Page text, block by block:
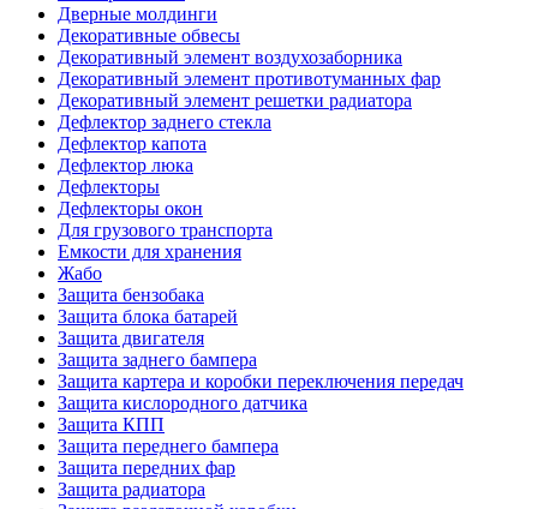
Дверные молдинги
Декоративные обвесы
Декоративный элемент воздухозаборника
Декоративный элемент противотуманных фар
Декоративный элемент решетки радиатора
Дефлектор заднего стекла
Дефлектор капота
Дефлектор люка
Дефлекторы
Дефлекторы окон
Для грузового транспорта
Емкости для хранения
Жабо
Защита бензобака
Защита блока батарей
Защита двигателя
Защита заднего бампера
Защита картера и коробки переключения передач
Защита кислородного датчика
Защита КПП
Защита переднего бампера
Защита передних фар
Защита радиатора